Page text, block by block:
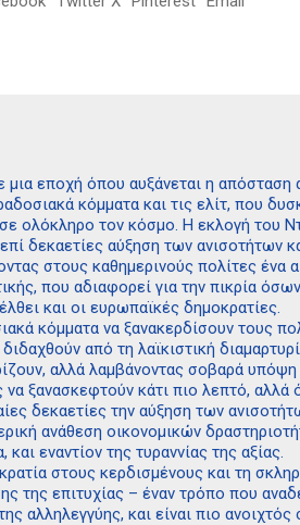
μια εποχή όπου αυξάνεται η
κόμματα και τις ελίτ, που
ολόκληρο τον κόσμο. Η εκλογή του
δεκαετίες αύξηση των
στους καθημερινούς πολίτες ένα
που αδιαφορεί για την πικρία
και οι ευρωπαϊκές δημοκρατίες.
κόμματα να ξανακερδίσουν τους
από τη λαϊκιστική
αλλά λαμβάνοντας σοβαρά
ξανασκεφτούν κάτι πιο λεπτό, αλλά
δεκαετίες την αύξηση των
ανάθεση οικονομικών
εναντίον της τυραννίας της αξίας.
στους κερδισμένους και τη
της επιτυχίας – έναν τρόπο που
αλληλεγγύης, και είναι πιο